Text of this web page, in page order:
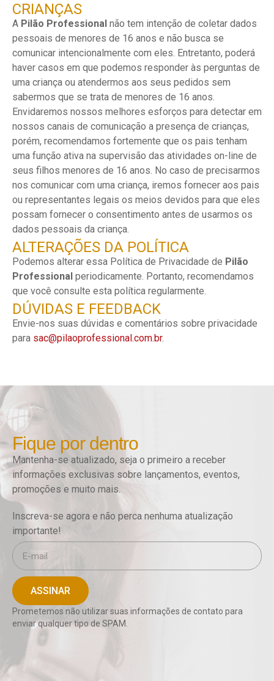
CRIANÇAS
A Pilão Professional não tem intenção de coletar dados
pessoais de menores de 16 anos e não busca se
comunicar intencionalmente com eles. Entretanto, poderá
haver casos em que podemos responder às perguntas de
uma criança ou atendermos aos seus pedidos sem
sabermos que se trata de menores de 16 anos.
Envidaremos nossos melhores esforços para detectar em
nossos canais de comunicação a presença de crianças,
porém, recomendamos fortemente que os pais tenham
uma função ativa na supervisão das atividades on-line de
seus filhos menores de 16 anos. No caso de precisarmos
nos comunicar com uma criança, iremos fornecer aos pais
ou representantes legais os meios devidos para que eles
possam fornecer o consentimento antes de usarmos os
dados pessoais da criança.
ALTERAÇÕES DA POLÍTICA
Podemos alterar essa Política de Privacidade de Pilão
Professional periodicamente. Portanto, recomendamos
que você consulte esta política regularmente.
DÚVIDAS E FEEDBACK
Envie-nos suas dúvidas e comentários sobre privacidade
para sac@pilaoprofessional.com.br.
Fique por dentro
Mantenha-se atualizado, seja o primeiro a receber
informações exclusivas sobre lançamentos, eventos,
promoções e muito mais.
Inscreva-se agora e não perca nenhuma atualização
importante!
ASSINAR
Prometemos não utilizar suas informações de contato para
enviar qualquer tipo de SPAM.